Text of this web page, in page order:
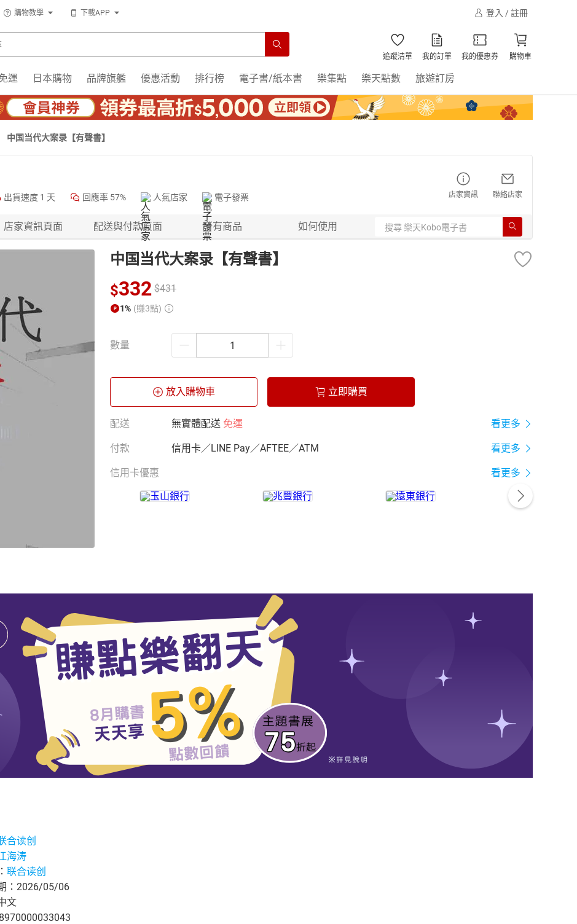
購物教學 下載APP 登入 / 註冊
追蹤清單 我的訂單 我的優惠券 購物車
運 日本購物 品牌旗艦 優惠活動 排行榜 電子書/紙本書 樂集點 樂天點數 旅遊訂房
中国当代大案录【有聲書】
出貨速度 1 天 回應率 57% 人氣店家 電子發票 店家資訊 聯絡店家
店家資訊頁面 配送與付款頁面 所有商品 如何使用
中国当代大案录【有聲書】
$332 $431
1% (賺3點)
數量
放入購物車 立即購買
配送 無實體配送 免運 看更多
付款 信用卡／LINE Pay／AFTEE／ATM 看更多
信用卡優惠 看更多
合读创
海涛
联合读创
：2026/05/06
文